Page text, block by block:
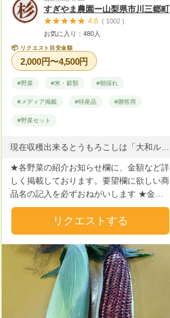
すぎやま農園ー山梨県市川三郷町
4.8 ( 1002 )
お気に入り：480人
📦 リクエスト目安金額
2,000円〜4,500円
#野菜 #米・穀類 #朝採れ
#メディア掲載 #特産品 #贈答用
#野菜セット
★各野菜の紹介お知らせ欄に、金額など詳
しく掲載しております。要望欄に欲しい商
品名の記入を必ずおねがいします ★金額
は、箱サイズの関係で、こちらで予め決め
させていただいております。 見合わない
金額の場合は、リクエストに応えられない
ので、ご注意ください ★リクエストは送
料別でお願いしております、送料込みでの
リクエストはご遠慮ください ★現在、日
中は農作業に追われているため、お問い合
わせ、承認作業は、夜になることが多くな
ります。 ＝野菜セット＝ 8月お届け出来る
リクエストする